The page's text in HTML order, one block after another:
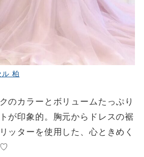
ル 柏
のカラーとボリュームたっぷり
が印象的。胸元からドレスの裾
ッターを使用した、心ときめく
♡